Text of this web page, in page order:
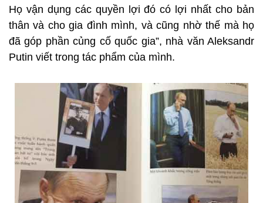
Họ vận dụng các quyền lợi đó có lợi nhất cho bản
thân và cho gia đình mình, và cũng nhờ thế mà họ
đã góp phần củng cố quốc gia”, nhà văn Aleksandr
Putin viết trong tác phẩm của mình.